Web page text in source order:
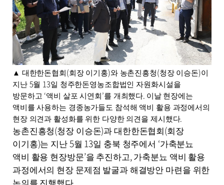
첨
부
파
일
내
을
제
합
니
다
▲ 대한한돈협회 (회장 이기홍)와 농촌진흥청(청장 이승돈)이
지난 5월 13일 청주한돈영농조합법인 자원화시설을
방문하고 ‘액비 살포 시연회 ’를 개최했다. 이날 현장에는
액비를 사용하는 경종농가들도 참석해 액비 활용 과정에서의
현장 의견과 활성화를 위한 다양한 의견을 제시했다.
농촌진흥청(청장 이승돈)과 대한한돈협회 (회장
이기홍)는 지난 5월 13일 충북 청주에서 ‘가축분뇨
액비 활용 현장방문’을 추진하고, 가축분뇨 액비 활용
과정에서의 현장 문제점 발굴과 해결방안 마련을 위한
논의를 진행했다.